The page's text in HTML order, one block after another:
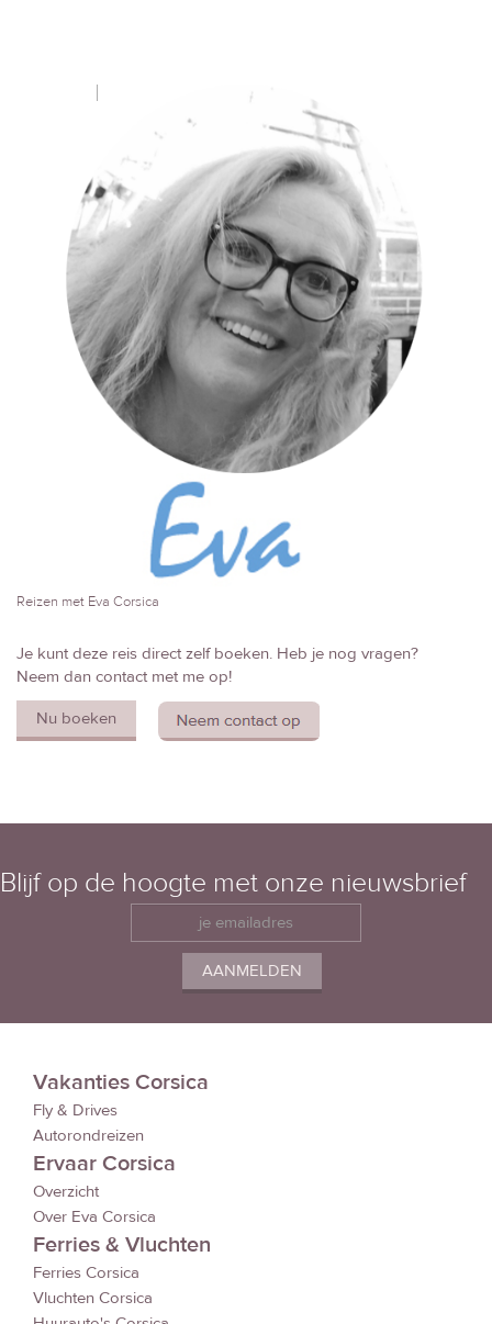
Reizen met Eva Corsica
Je kunt deze reis direct zelf boeken. Heb je nog vragen?
Neem dan contact met me op!
Nu boeken
Blijf op de hoogte met onze nieuwsbrief
Vakanties Corsica
Fly & Drives
Autorondreizen
Ervaar Corsica
Overzicht
Over Eva Corsica
Ferries & Vluchten
Ferries Corsica
Vluchten Corsica